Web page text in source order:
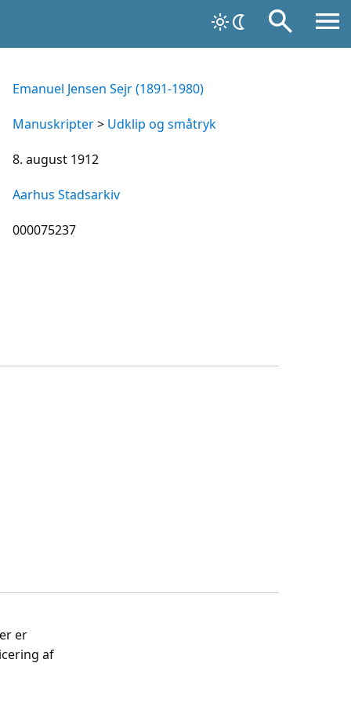
Emanuel Jensen Sejr (1891-1980)
Manuskripter> Udklip og småtryk
8. august 1912
Aarhus Stadsarkiv
000075237
er
af